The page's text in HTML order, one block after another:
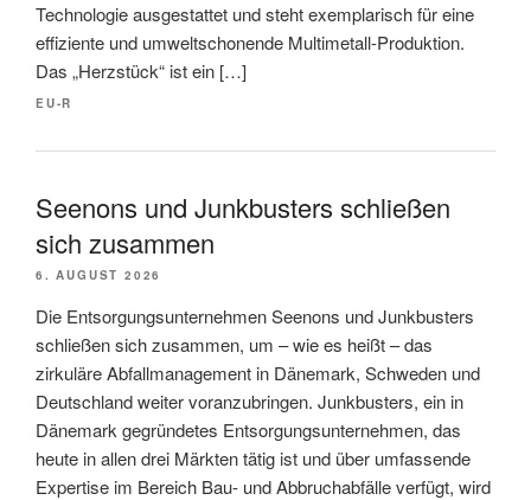
Technologie ausgestattet und steht exemplarisch für eine
effiziente und umweltschonende Multimetall-Produktion.
Das „Herzstück“ ist ein […]
EU-R
Seenons und Junkbusters schließen
sich zusammen
6. AUGUST 2026
Die Entsorgungsunternehmen Seenons und Junkbusters
schließen sich zusammen, um – wie es heißt – das
zirkuläre Abfallmanagement in Dänemark, Schweden und
Deutschland weiter voranzubringen. Junkbusters, ein in
Dänemark gegründetes Entsorgungsunternehmen, das
heute in allen drei Märkten tätig ist und über umfassende
Expertise im Bereich Bau- und Abbruchabfälle verfügt, wird